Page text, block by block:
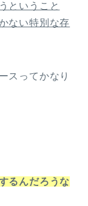
ということ
ない特別な存
スってかなり
るんだろうな